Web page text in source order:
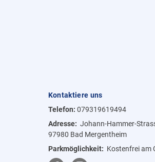
Kontaktiere uns
Telefon: 079319619494
Adresse: Johann-Hammer-
97980 Bad Mergentheim
Parkmöglichkeit: Kostenfrei am